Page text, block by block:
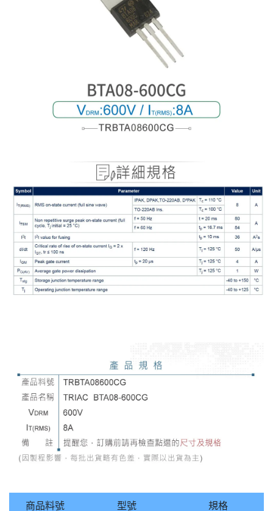
商品料號 型號 規格